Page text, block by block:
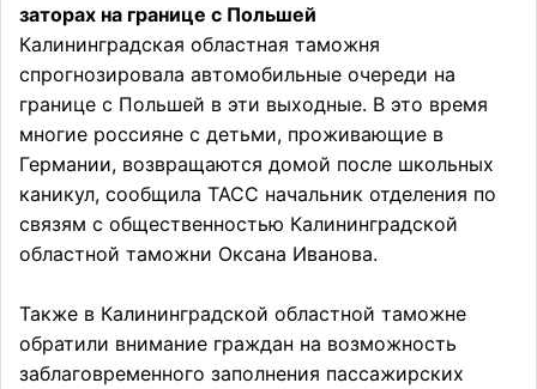
заторах на границе с Польшей
Калининградская областная таможня
спрогнозировала автомобильные очереди на
границе с Польшей в эти выходные. В это время
многие россияне с детьми, проживающие в
Германии, возвращаются домой после школьных
каникул, сообщила ТАСС начальник отделения по
связям с общественностью Калининградской
областной таможни Оксана Иванова.
Также в Калининградской областной таможне
обратили внимание граждан на возможность
заблаговременного заполнения пассажирских